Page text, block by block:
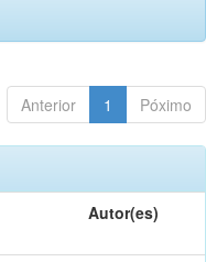
Anterior 1 Póximo
Autor(es)